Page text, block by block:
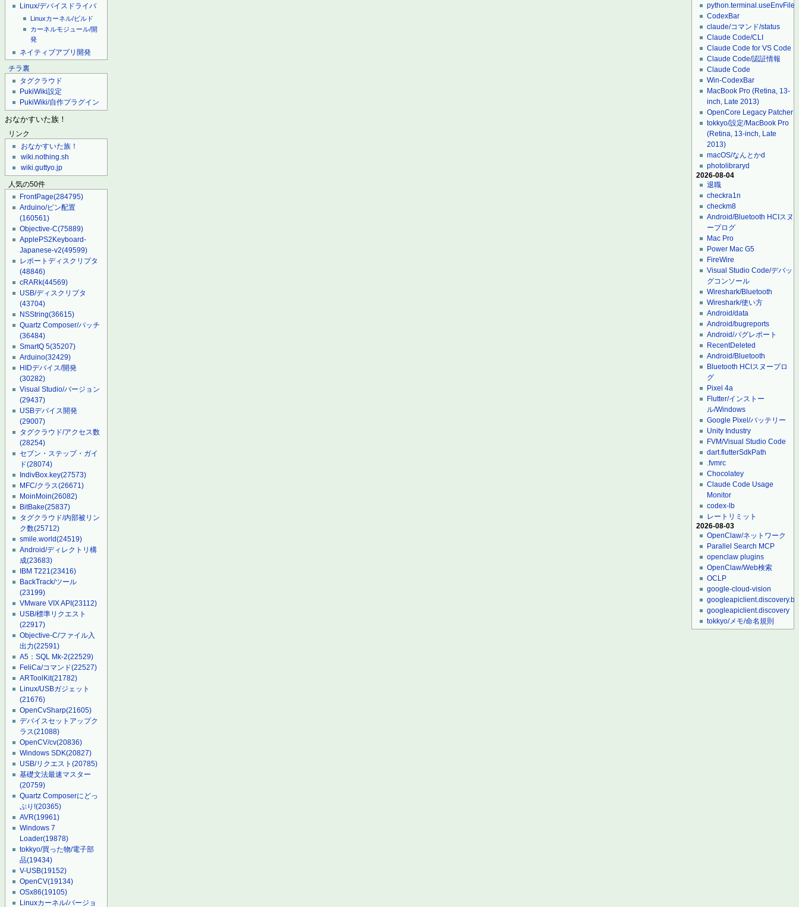
Linux/デバイスドライバ
Linuxカーネル/ビルド
カーネルモジュール/開
発
ネイティブアプリ開発
チラ裏
タグクラウド
PukiWiki設定
PukiWiki/自作プラグイン
おなかすいた族！
リンク
おなかすいた族！
wiki.nothing.sh
wiki.guttyo.jp
人気の50件
FrontPage(284795)
Arduino/ピン配置
(160561)
Objective-C(75889)
ApplePS2Keyboard-
Japanese-v2(49599)
レポートディスクリプタ
(48846)
cRARk(44569)
USB/ディスクリプタ
(43704)
NSString(36615)
Quartz Composer/パッチ
(36484)
SmartQ 5(35207)
Arduino(32429)
HIDデバイス/開発
(30282)
Visual Studio/バージョン
(29437)
USBデバイス開発
(29007)
タグクラウド/アクセス数
(28254)
セブン・ステップ・ガイ
ド(28074)
IndivBox.key(27573)
MFC/クラス(26671)
MoinMoin(26082)
BitBake(25837)
タグクラウド/内部被リン
ク数(25712)
smile.world(24519)
Android/ディレクトリ構
成(23683)
IBM T221(23416)
BackTrack/ツール
(23199)
VMware VIX API(23112)
USB/標準リクエスト
(22917)
Objective-C/ファイル入
出力(22591)
A5：SQL Mk-2(22529)
FeliCa/コマンド(22527)
ARToolKit(21782)
Linux/USBガジェット
(21676)
OpenCvSharp(21605)
デバイスセットアップク
ラス(21088)
OpenCV/cv(20836)
Windows SDK(20827)
USB/リクエスト(20785)
基礎文法最速マスター
(20759)
Quartz Composerにどっ
ぷり!(20365)
AVR(19961)
Windows 7
Loader(19878)
tokkyo/買った物/電子部
品(19434)
V-USB(19152)
OpenCV(19134)
OSx86(19105)
Linuxカーネル/バージョ
python.terminal.useEnvFile
CodexBar
claude/コマンド/status
Claude Code/CLI
Claude Code for VS Code
Claude Code/認証情報
Claude Code
Win-CodexBar
MacBook Pro (Retina, 13-
inch, Late 2013)
OpenCore Legacy Patcher
tokkyo/設定/MacBook Pro
(Retina, 13-inch, Late
2013)
macOS/なんとかd
photolibraryd
2026-08-04
退職
checkra1n
checkm8
Android/Bluetooth HCIスヌ
ープログ
Mac Pro
Power Mac G5
FireWire
Visual Studio Code/デバッ
グコンソール
Wireshark/Bluetooth
Wireshark/使い方
Android/data
Android/bugreports
Android/バグレポート
RecentDeleted
Android/Bluetooth
Bluetooth HCIスヌープロ
グ
Pixel 4a
Flutter/インストー
ル/Windows
Google Pixel/バッテリー
Unity Industry
FVM/Visual Studio Code
dart.flutterSdkPath
.fvmrc
Chocolatey
Claude Code Usage
Monitor
codex-lb
レートリミット
2026-08-03
OpenClaw/ネットワーク
Parallel Search MCP
openclaw plugins
OpenClaw/Web検索
OCLP
google-cloud-vision
googleapiclient.discovery
tokkyo/メモ/命名規則